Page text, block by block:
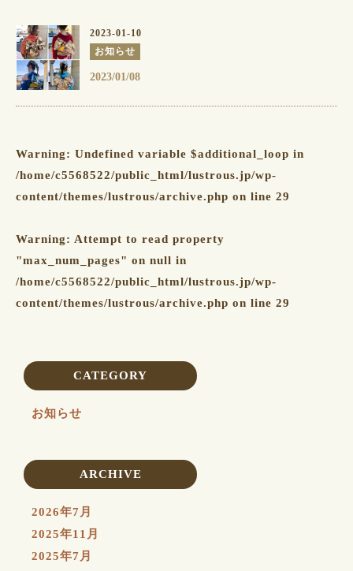
2023-01-10
お知らせ
2023/01/08
Warning: Undefined variable $additional_loop in
/home/c5568522/public_html/lustrous.jp/wp-
content/themes/lustrous/archive.php on line 29
Warning: Attempt to read property
"max_num_pages" on null in
/home/c5568522/public_html/lustrous.jp/wp-
content/themes/lustrous/archive.php on line 29
CATEGORY
お知らせ
ARCHIVE
2026年7月
2025年11月
2025年7月